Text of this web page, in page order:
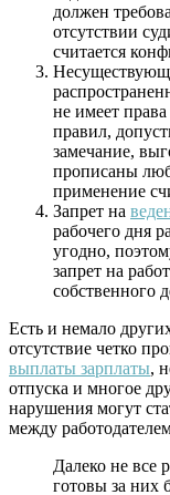
должен
отсутствии
считается
не имеет
правил,
замечание,
прописаны
применение
Запрет на
рабочего дня
угодно,
запрет на
собственного
Есть и немало
отсутствие четко
выплаты зарплаты,
отпуска и многое
нарушения могут
между
Далеко не все
готовы за них